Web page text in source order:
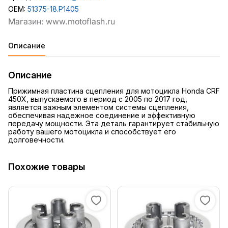
OEM: 51375-18.P1405
Описание
Описание
Прижимная пластина сцепления для мотоцикла Honda CRF
450X, выпускаемого в период с 2005 по 2017 год,
является важным элементом системы сцепления,
обеспечивая надежное соединение и эффективную
передачу мощности. Эта деталь гарантирует стабильную
работу вашего мотоцикла и способствует его
долговечности.
Похожие товары